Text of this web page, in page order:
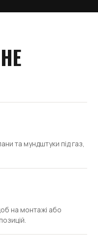
та мундштуки під газ,
на монтажі або